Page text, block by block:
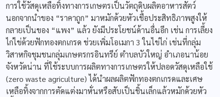
การใช้วัสดุเหลือทิ้งทางการเกษตรเป็นวัตถุดิบผลิตอาหารสัตว์
นอกจากนำของ “ราคาถูก” มาหมักด้วยหัวเชื้อประสิทธิภาพสูงให้
กลายเป็นของ “แพง” แล้ว ยังมีประโยชน์ด้านอื่นอีก เช่น การเลี้ยง
ไก่ไข่ด้วยฟักทองตกเกรด ช่วยเพิ่มโอเมกา 3 ในไข่ไก่ เช่นที่กลุ่ม
วิสาหกิจชุมชนกลุ่มเกษตรกรอินทรีย์ ตำบลบัวใหญ่ อำเภอนาน้อย
จังหวัดน่าน ที่ใช้ระบบการผลิตทางการเกษตรให้ปลอดวัสดุเหลือใช้
(zero waste agriculture) ได้นำผลผลิตฟักทองตกเกรดและเศษ
เหลือทิ้งจากการตัดแต่งมาหั่นหรือสับเป็นชิ้นเล็กแล้วหมักด้วยหัว